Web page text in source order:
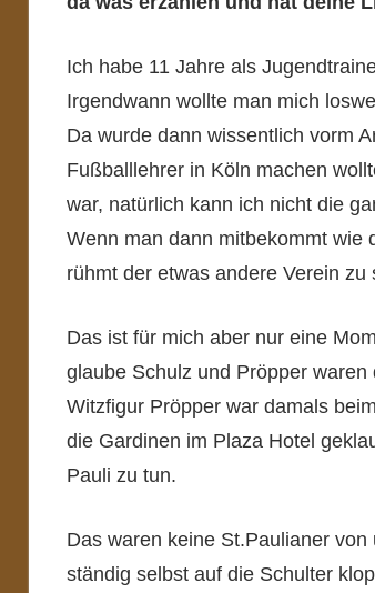
Ich habe 11 Jahre als
Irgendwann wollte man mich
Da wurde dann wissentlich vorm
Fußballlehrer in Köln machen
war, natürlich kann ich nicht die
Wenn man dann mitbekommt wie
rühmt der etwas andere Verein zu
Das ist für mich aber nur eine
glaube Schulz und Pröpper waren
Witzfigur Pröpper war damals
die Gardinen im Plaza Hotel
Pauli zu tun.
Das waren keine St.Paulianer
ständig selbst auf die Schulter